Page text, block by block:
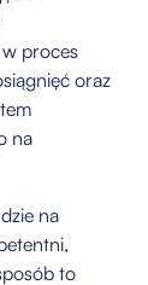
proces
oraz
na
na
to